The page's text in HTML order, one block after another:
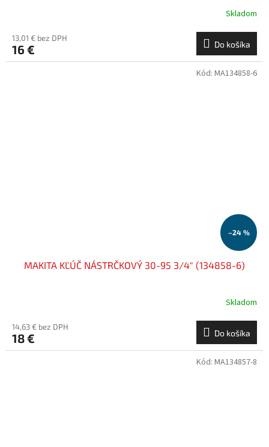
Skladom
13,01 € bez DPH
16 € Do košíka
–24 %
MAKITA KĽÚČ NÁSTRČKOVÝ 30-95 3/4" (134858-6)
Skladom
14,63 € bez DPH
18 € Do košíka
Kód: MA134858-6
Kód: MA134857-8